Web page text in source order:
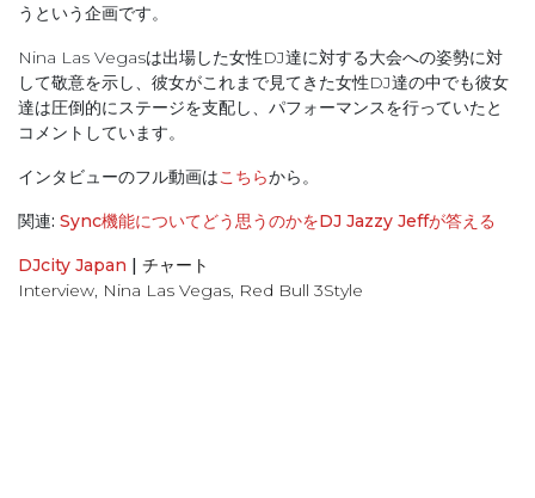
うという企画です。
Nina Las Vegasは出場した女性DJ達に対する大会への姿勢に対
して敬意を示し、彼女がこれまで見てきた女性DJ達の中でも彼女
達は圧倒的にステージを支配し、パフォーマンスを行っていたと
コメントしています。
インタビューのフル動画はこちらから。
関連: Sync機能についてどう思うのかをDJ Jazzy Jeffが答える
DJcity Japan | チャート
Interview Nina Las Vegas Red Bull 3Style